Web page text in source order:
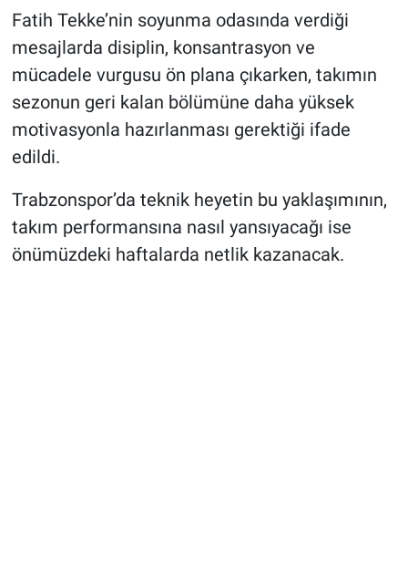
Fatih Tekke’nin soyunma odasında verdiği
mesajlarda disiplin, konsantrasyon ve
mücadele vurgusu ön plana çıkarken, takımın
sezonun geri kalan bölümüne daha yüksek
motivasyonla hazırlanması gerektiği ifade
edildi.
Trabzonspor’da teknik heyetin bu yaklaşımının,
takım performansına nasıl yansıyacağı ise
önümüzdeki haftalarda netlik kazanacak.